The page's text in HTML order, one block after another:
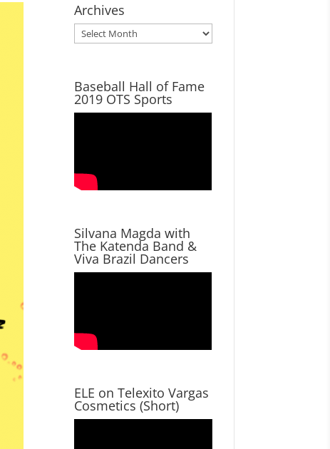
Archives
Archives
Baseball Hall of Fame
2019 OTS Sports
Silvana Magda with
The Katenda Band &
Viva Brazil Dancers
ELE on Telexito Vargas
Cosmetics (Short)